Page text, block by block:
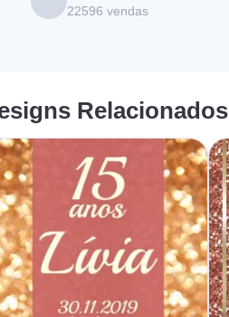
22596 vendas
Relacionados